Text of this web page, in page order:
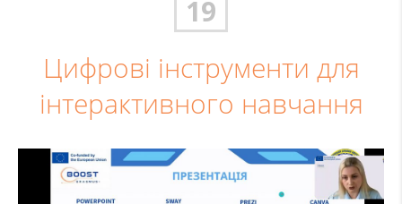
19
Цифрові інструменти для
інтерактивного навчання